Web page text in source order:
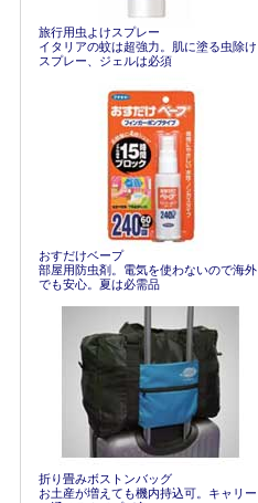
旅行用虫よけスプレー
イタリアの蚊は超強力。肌に塗る虫除け
スプレー、ジェルは必須
おすだけベープ
部屋用防虫剤。電気を使わないので海外
でも安心。夏は必需品
折り畳みボストンバッグ
お土産が増えても機内持込可。キャリー